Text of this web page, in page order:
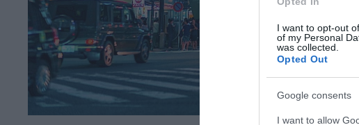
I want to opt-out
of my Personal
was collected.
Opted Out
Google consents
I want to allow